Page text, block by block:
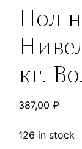
Пол
кг.
387,00₽
126 in stock